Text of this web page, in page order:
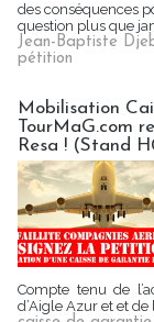
des conséquences
question plus que
Jean-Baptiste
pétition
Mobilisation
TourMaG.com
Resa ! (Stand
Compte tenu de
d’Aigle Azur et et de